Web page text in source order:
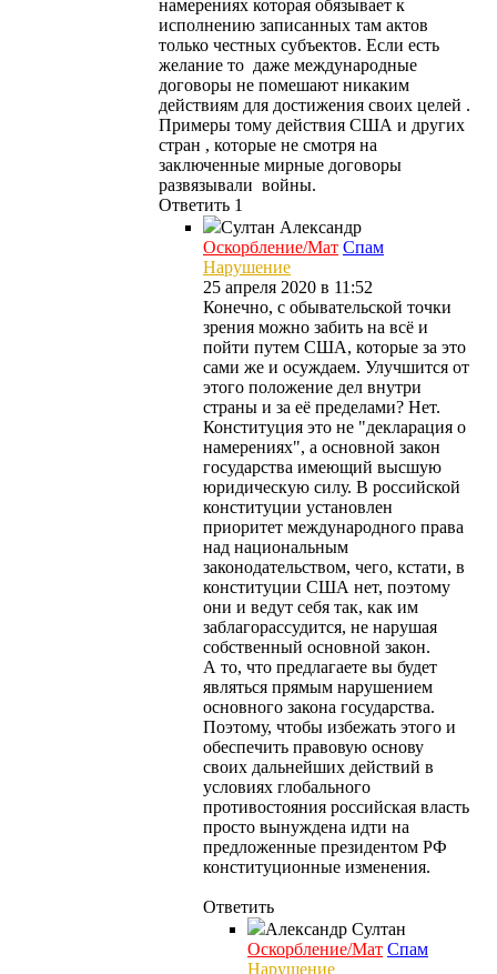
намерениях которая обязывает к
исполнению записанных там актов
только честных субъектов. Если есть
желание то даже международные
договоры не помешают никаким
действиям для достижения своих целей .
Примеры тому действия США и других
стран , которые не смотря на
заключенные мирные договоры
развязывали войны.
Ответить 1
Султан Александр
Оскорбление/Мат Спам
Нарушение
25 апреля 2020 в 11:52
Конечно, с обывательской точки
зрения можно забить на всё и
пойти путем США, которые за это
сами же и осуждаем. Улучшится от
этого положение дел внутри
страны и за её пределами? Нет.
Конституция это не "декларация о
намерениях", а основной закон
государства имеющий высшую
юридическую силу. В российской
конституции установлен
приоритет международного права
над национальным
законодательством, чего, кстати, в
конституции США нет, поэтому
они и ведут себя так, как им
заблагорассудится, не нарушая
собственный основной закон.
А то, что предлагаете вы будет
являться прямым нарушением
основного закона государства.
Поэтому, чтобы избежать этого и
обеспечить правовую основу
своих дальнейших действий в
условиях глобального
противостояния российская власть
просто вынуждена идти на
предложенные президентом РФ
конституционные изменения.
Ответить
Александр Султан
Оскорбление/Мат Спам
Нарушение